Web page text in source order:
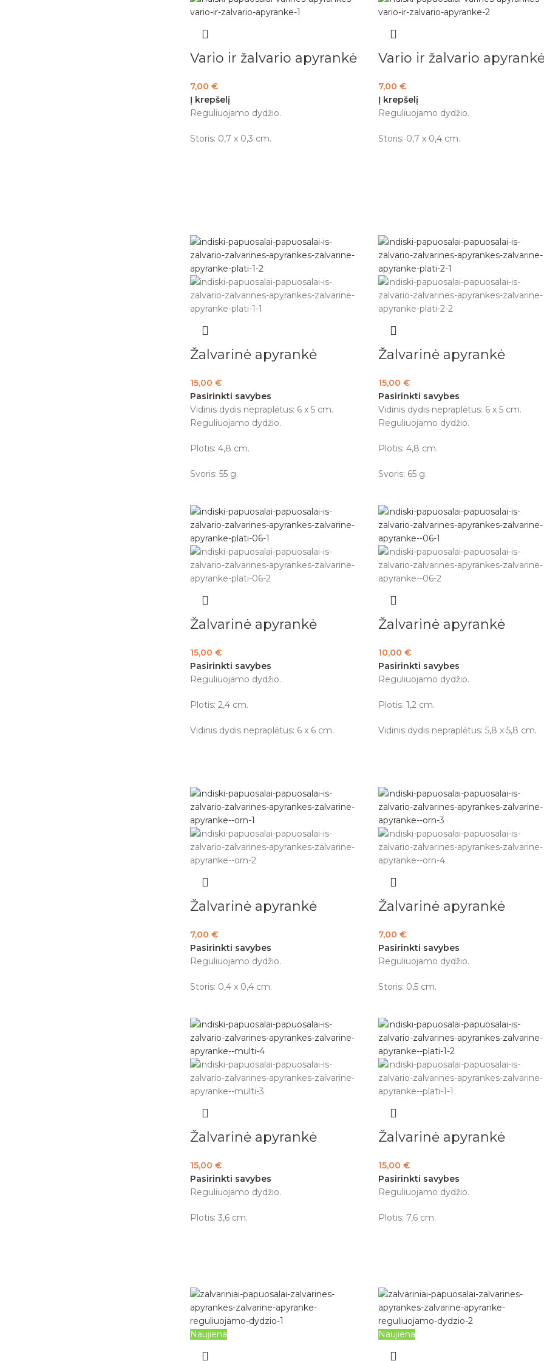
Vario ir žalvario apyrankė
7,00 €
Į krepšelį
Reguliuojamo dydžio.
Storis: 0,7 x 0,3 cm.
Vario ir žalvario
7,00 €
Į krepšelį
Reguliuojamo dydžio.
Storis: 0,7 x 0,4 cm.
Žalvarinė apyrankė
15,00 €
Pasirinkti savybes
Vidinis dydis nepraplėtus: 6 x 5 cm.
Reguliuojamo dydžio.
Plotis: 4,8 cm.
Svoris: 55 g.
Žalvarinė apyrankė
15,00 €
Pasirinkti savybes
Vidinis dydis nepraplėtus: 6 x 5 cm.
Reguliuojamo dydžio.
Plotis: 4,8 cm.
Svoris: 65 g.
Žalvarinė apyrankė
15,00 €
Pasirinkti savybes
Reguliuojamo dydžio.
Plotis: 2,4 cm.
Vidinis dydis nepraplėtus: 6 x 6 cm.
Žalvarinė apyrankė
10,00 €
Pasirinkti savybes
Reguliuojamo dydžio.
Plotis: 1,2 cm.
Vidinis dydis nepraplėtus: 5,8 x 5,8 cm.
Žalvarinė apyrankė
7,00 €
Pasirinkti savybes
Reguliuojamo dydžio.
Storis: 0,4 x 0,4 cm.
Žalvarinė apyrankė
7,00 €
Pasirinkti savybes
Reguliuojamo dydžio.
Storis: 0,5 cm.
Žalvarinė apyrankė
15,00 €
Pasirinkti savybes
Reguliuojamo dydžio.
Plotis: 3,6 cm.
Žalvarinė apyrankė
15,00 €
Pasirinkti savybes
Reguliuojamo dydžio.
Plotis: 7,6 cm.
Naujiena Naujiena